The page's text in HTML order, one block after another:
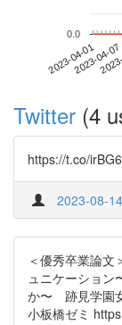
2023-04-012023-04-07
0.0
Twitter (4
https://t.co/
2023-08-
＜優秀卒業論文
ュニケーション
か〜 跡見学園
小板橋ゼミ